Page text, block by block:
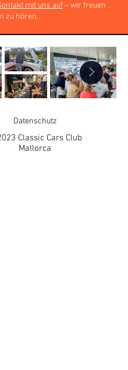
mit uns auf– wir freuen
zu hören.
Datenschutz
Classic Cars Club
Mallorca